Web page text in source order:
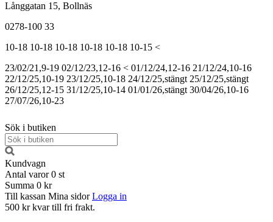
Långgatan 15, Bollnäs
0278-100 33
10-18 10-18 10-18 10-18 10-18 10-15 <
23/02/21,9-19 02/12/23,12-16 < 01/12/24,12-16 21/12/24,10-16
22/12/25,10-19 23/12/25,10-18 24/12/25,stängt 25/12/25,stängt
26/12/25,12-15 31/12/25,10-14 01/01/26,stängt 30/04/26,10-16
27/07/26,10-23
Sök i butiken
Kundvagn
Antal varor 0 st
Summa 0 kr
Till kassan Mina sidor Logga in
500 kr kvar till fri frakt.